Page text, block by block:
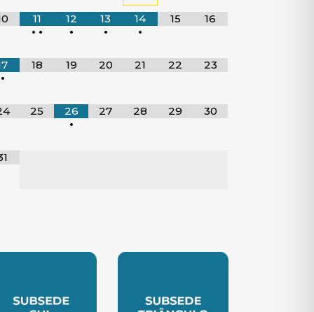
11
• •
12
•
13
•
14
•
15 16
•
18 19 20 21 22 23
25
26
•
27 28 29 30